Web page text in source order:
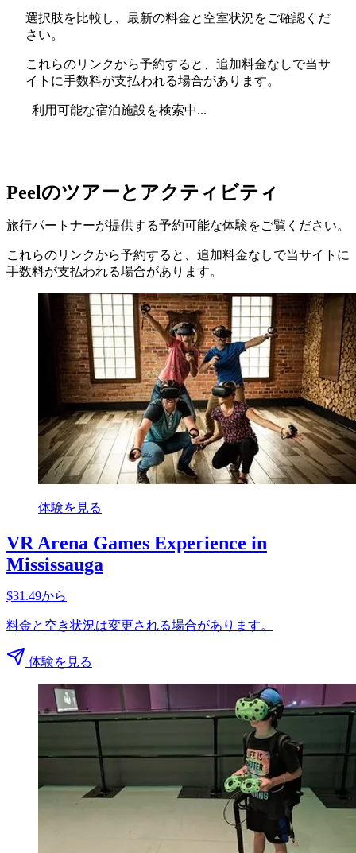
選択肢を比較し、最新の料金と空室状況をご確認くだ
さい。
これらのリンクから予約すると、追加料金なしで当サ
イトに手数料が支払われる場合があります。
利用可能な宿泊施設を検索中...
Peelのツアーとアクティビティ
旅行パートナーが提供する予約可能な体験をご覧ください。
これらのリンクから予約すると、追加料金なしで当サイトに
手数料が支払われる場合があります。
体験を見る
VR Arena Games Experience in
Mississauga
$31.49から
料金と空き状況は変更される場合があります。
体験を見る